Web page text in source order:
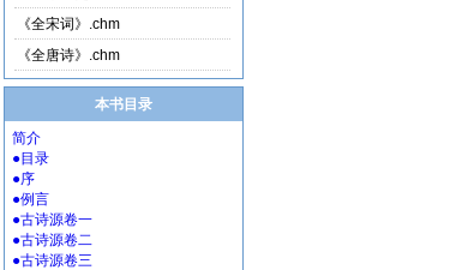
《全宋词》.chm
《全唐诗》.chm
本书目录
简介
●目录
●序
●例言
●古诗源卷一
●古诗源卷二
●古诗源卷三